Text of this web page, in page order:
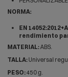
NORMA:
EN
rendimiento
MATERIAL:ABS.
TALLA: Universal
PESO:450 g.